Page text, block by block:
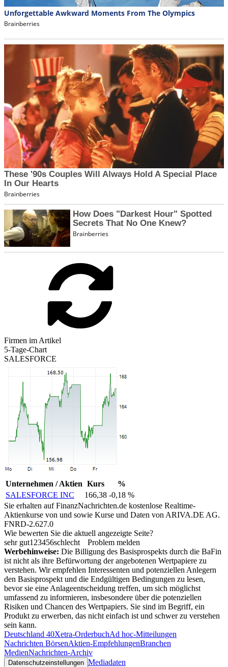
Firmen im Artikel
5-Tage-Chart
SALESFORCE
Unternehmen / Aktien Kurs
%
SALESFORCE INC
166,38 -0,18 %
Sie erhalten auf FinanzNachrichten.de kostenlose Realtime-
Aktienkurse von und sowie Kurse und Daten von ARIVA.DE AG.
FNRD-2.627.0
Wie bewerten Sie die aktuell angezeigte Seite?
sehr gut1 23456schlecht
Problem melden
Werbehinweise: Die Billigung des Basisprospekts durch die BaFin
ist nicht als ihre Befürwortung der angebotenen Wertpapiere zu
verstehen. Wir empfehlen Interessenten und potenziellen Anlegern
den Basisprospekt und die Endgültigen Bedingungen zu lesen,
bevor sie eine Anlageentscheidung treffen, um sich möglichst
umfassend zu informieren, insbesondere über die potenziellen
Risiken und Chancen des Wertpapiers. Sie sind im Begriff, ein
Produkt zu erwerben, das nicht einfach ist und schwer zu verstehen
sein kann.
Deutschland 40Xetra-OrderbuchAd hoc-Mitteilungen
Nachrichten BörsenAktien-EmpfehlungenBranchen
MedienNachrichten-Archiv
Datenschutzeinstellungen Mediadaten